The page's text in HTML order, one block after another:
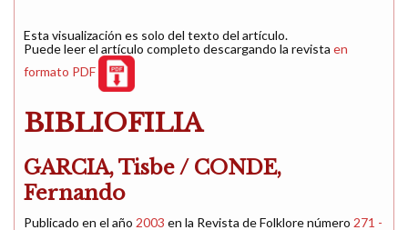
Esta visualización es solo del texto del artículo.
Puede leer el artículo completo descargando la revista en
formato PDF
BIBLIOFILIA
GARCIA, Tisbe / CONDE,
Fernando
Publicado en el año 2003 en la Revista de Folklore número 271 -